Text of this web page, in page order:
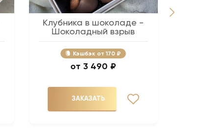
Клубника в шоколаде -
Шоколадный взрыв
Кэшбэк 170 ₽
3 490 ₽
ЗАКАЗАТЬ